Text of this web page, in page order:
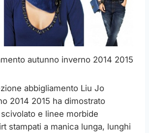
autunno inverno 2014 2015
abbigliamento Liu Jo
2014 2015 ha dimostrato
e linee morbide
stampati a manica lunga, lunghi